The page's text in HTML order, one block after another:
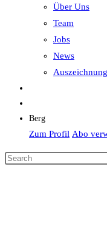
Über Uns
Team
Jobs
News
Berg
Zum Profil Abo